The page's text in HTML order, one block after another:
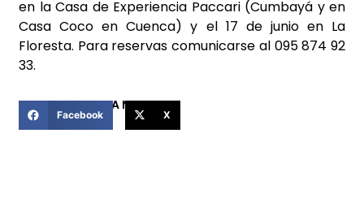
en la Casa de Experiencia Paccari (Cumbayá y en
Casa Coco en Cuenca) y el 17 de junio en La
Floresta. Para reservas comunicarse al 095 874 92
33.
COMPARTIR ESTA NOTICIA
Facebook X